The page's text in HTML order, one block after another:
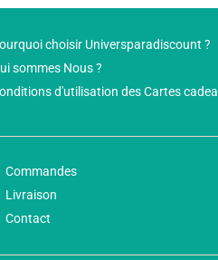
choisir Universparadiscount ?
sommes Nous ?
d'utilisation des Cartes
Commandes
Livraison
Contact